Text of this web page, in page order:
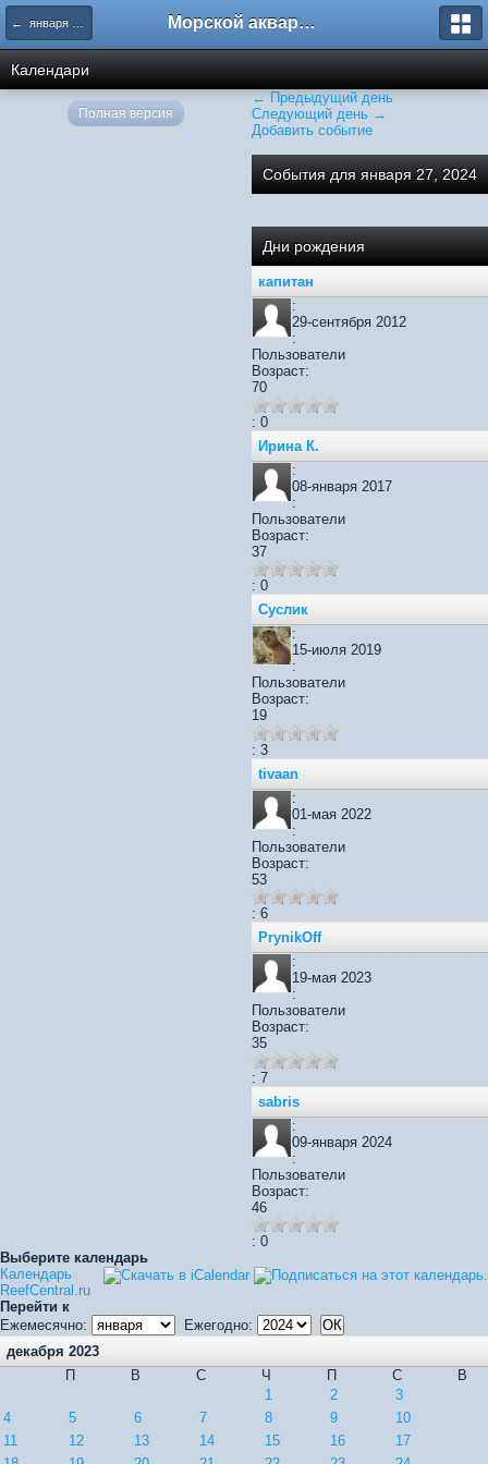
← января 2024 Морской аквариум. Форумы ReefCentral.ru
Календари
← Предыдущий день
Следующий день →
Добавить событие
События для января 27, 2024
Дни рождения
капитан
:
29-сентября 2012
:
Пользователи
Возраст:
70
: 0
Ирина К.
:
08-января 2017
:
Пользователи
Возраст:
37
: 0
Суслик
:
15-июля 2019
:
Пользователи
Возраст:
19
: 3
tivaan
:
01-мая 2022
:
Пользователи
Возраст:
53
: 6
PrynikOff
:
19-мая 2023
:
Пользователи
Возраст:
35
: 7
sabris
:
09-января 2024
:
Пользователи
Возраст:
46
: 0
Выберите календарь
Календарь
ReefCentral.ru
Перейти к
Ежемесячно:
Ежегодно:
декабря 2023
П
В С Ч П С
В
1
2
3
4
5 6 7 8 9
10
11
12 13 14 15 16
17
Полная версия